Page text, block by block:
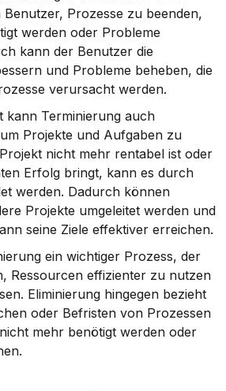
Prozesse zu beenden,
werden oder Probleme
kann der Benutzer die
und Probleme beheben, die
verursacht werden.
kann Terminierung auch
Projekte und Aufgaben zu
nicht mehr rentabel ist oder
Erfolg bringt, kann es durch
werden. Dadurch können
Projekte umgeleitet werden und
seine Ziele effektiver erreichen.
ein wichtiger Prozess, der
Ressourcen effizienter zu nutzen
Eliminierung hingegen bezieht
oder Befristen von Prozessen
mehr benötigt werden oder